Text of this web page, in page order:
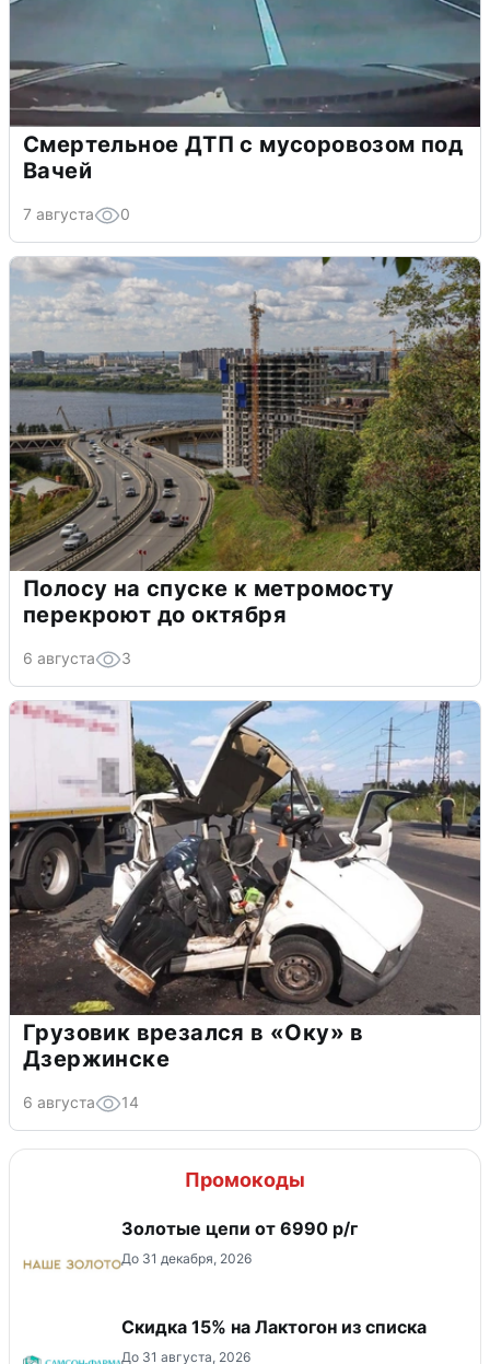
Смертельное ДТП с мусоровозом под
Вачей
7 августа 0
Полосу на спуске к метромосту
перекроют до октября
6 августа 3
Грузовик врезался в «Оку» в
Дзержинске
6 августа 14
Промокоды
Золотые цепи от 6990 р/г
До 31 декабря, 2026
Скидка 15% на Лактогон из списка
До 31 августа, 2026